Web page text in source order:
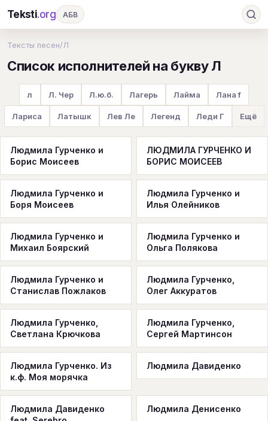
Teksti.org АБВ
И К Л М Н О П Р
Т У Ф Х Ц Ч Ш Э Ю
F
H I J K M N O P
Q R S V W X
Z #
Тексты песен/Л
Список исполнителей на букву Л
л Л. Чер Л.ю.б. Лагерь Лайма Лана f
Лариса Латышк Лев Ле Легенд Леди Г Ещё
Людмила Гурченко и
Борис Моисеев
ЛЮДМИЛА ГУРЧЕНКО И
БОРИС МОИСЕЕВ
Людмила Гурченко и
Боря Моисеев
Людмила Гурченко и
Илья Олейников
Людмила Гурченко и
Михаил Боярский
Людмила Гурченко и
Ольга Полякова
Людмила Гурченко и
Станислав Пожлаков
Людмила Гурченко,
Олег Аккуратов
Людмила Гурченко,
Светлана Крючкова
Людмила Гурченко,
Сергей Мартинсон
Людмила Гурченко. Из
к.ф. Моя морячка
Людмила Давиденко
Людмила Давиденко
Людмила Денисенко